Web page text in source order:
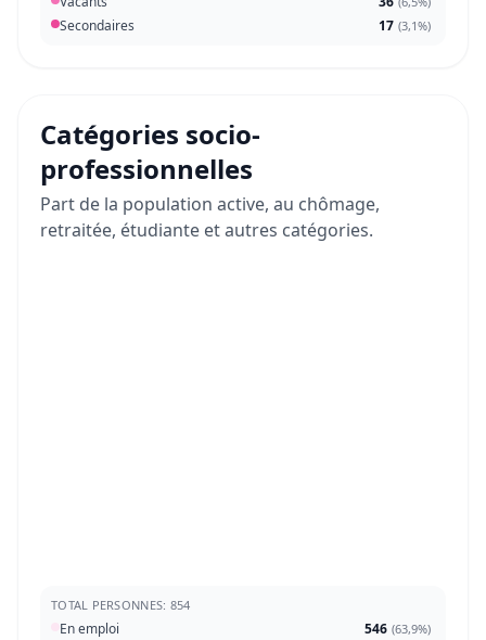
Secondaires 17 (3,1%)
Catégories socio-
professionnelles
Part de la population active, au chômage,
retraitée, étudiante et autres catégories.
TOTAL PERSONNES: 854
En emploi 546 (63,9%)